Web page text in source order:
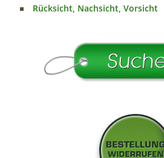
Rücksicht, Nachsicht, Vorsicht